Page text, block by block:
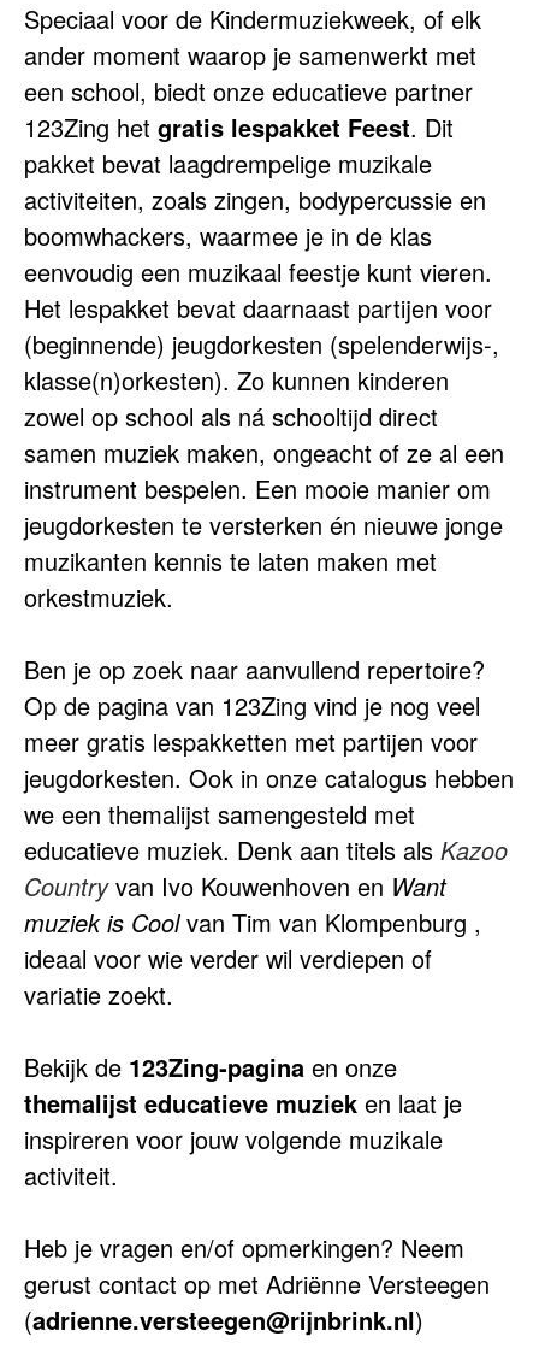
Speciaal voor de Kindermuziekweek, of elk
ander moment waarop je samenwerkt met
een school, biedt onze educatieve partner
123Zing het gratis lespakket Feest. Dit
pakket bevat laagdrempelige muzikale
activiteiten, zoals zingen, bodypercussie en
boomwhackers, waarmee je in de klas
eenvoudig een muzikaal feestje kunt vieren.
Het lespakket bevat daarnaast partijen voor
(beginnende) jeugdorkesten (spelenderwijs-,
klasse(n)orkesten). Zo kunnen kinderen
zowel op school als ná schooltijd direct
samen muziek maken, ongeacht of ze al een
instrument bespelen. Een mooie manier om
jeugdorkesten te versterken én nieuwe jonge
muzikanten kennis te laten maken met
orkestmuziek.
Ben je op zoek naar aanvullend repertoire?
Op de pagina van 123Zing vind je nog veel
meer gratis lespakketten met partijen voor
jeugdorkesten. Ook in onze catalogus hebben
we een themalijst samengesteld met
educatieve muziek. Denk aan titels als Kazoo
Countryvan Ivo Kouwenhoven en Want
muziek is Coolvan Tim van Klompenburg ,
ideaal voor wie verder wil verdiepen of
variatie zoekt.
Bekijk de 123Zing‑pagina en onze
themalijst educatieve muziek en laat je
inspireren voor jouw volgende muzikale
activiteit.
Heb je vragen en/of opmerkingen? Neem
gerust contact op met Adriënne Versteegen
(adrienne.versteegen@rijnbrink.nl)